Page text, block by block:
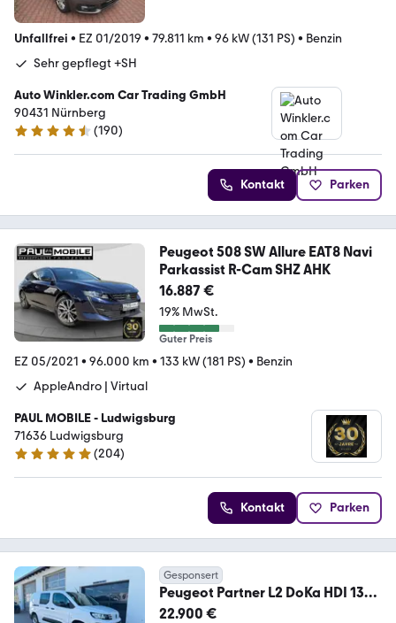
Unfallfrei • EZ 01/2019 • 79.811 km • 96 kW (131 PS) • Benzin
Sehr gepflegt +SH
Auto Winkler.com Car Trading GmbH
90431 Nürnberg
4.5 Sterne
(190)
Kontakt Parken
Peugeot 508 SW Allure EAT8 Navi
Parkassist R-Cam SHZ AHK
16.887 €
19% MwSt.
Guter Preis
EZ 05/2021 • 96.000 km • 133 kW (181 PS) • Benzin
AppleAndro | Virtual
PAUL MOBILE - Ludwigsburg
71636 Ludwigsburg
4.9 Sterne
(204)
Kontakt Parken
Gesponsert
Peugeot Partner L2 DoKa HDI 130 -
Automatik 8 Gang
22.900 €